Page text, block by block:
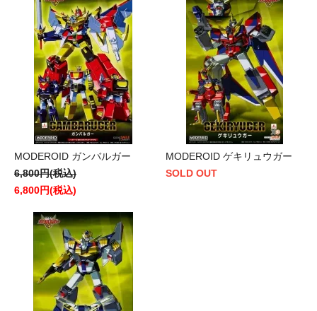
MODEROID ガンバルガー
6,800円(税込)
6,800円(税込)
MODEROID ゲキリュウガー
SOLD OUT